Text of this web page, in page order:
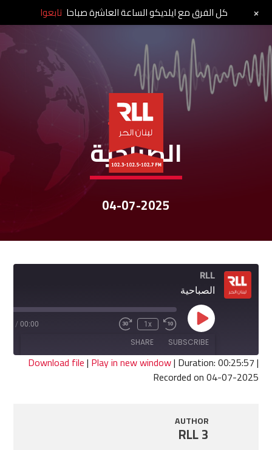
نشرات الأخبار
الصباحية
04-07-2025
RLL
الصباحية
Play
Episode
Rewind
10
Seconds
1x
Fast
seconds
00:00
/
SUBSCRIBE
SHARE
SHARE
Download file| Play in new window| Duration: 00:25:57|
Recorded on 04-07-2025
AUTHOR
RLL 3
كل الفرق مع ايلديكو الساعة العاشرة صباحا تابعوا +